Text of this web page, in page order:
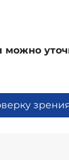
можно
зрения